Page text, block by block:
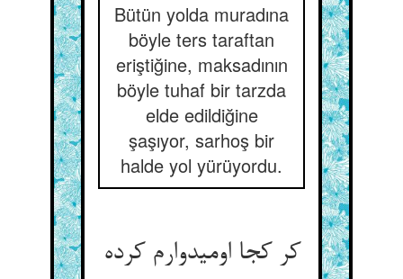
Bütün yolda muradına
böyle ters taraftan
eriştiğine, maksadının
böyle tuhaf bir tarzda
elde edildiğine
şaşıyor, sarhoş bir
halde yol yürüyordu.
کر کجا اومیدوارم کرده